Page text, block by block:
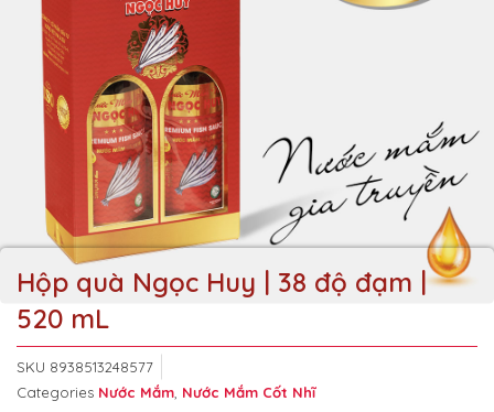
Hộp quà Ngọc Huy | 38 độ đạm |
520 mL
SKU 8938513248577
Categories Nước Mắm Nước Mắm Cốt Nhĩ